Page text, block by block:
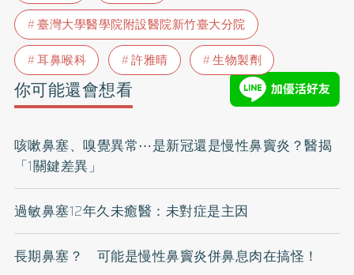
臺灣大學醫學院附設醫院新竹臺大分院
耳鼻喉科
許雅晴 生物製劑
你可能還會想看
咳嗽鼻塞、嗅覺異常⋯是新冠還是慢性鼻竇炎？醫揭
「1關鍵差異」
過敏鼻塞12年久未癒醫：未對症是主因
長期鼻塞？ 可能是慢性鼻竇炎併鼻息肉在搞怪！